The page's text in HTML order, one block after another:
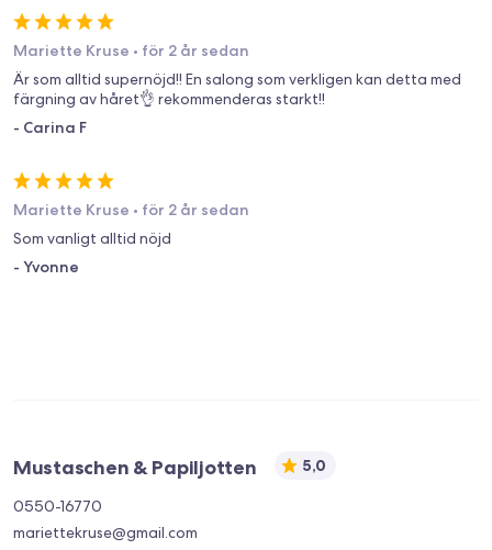
Mariette Kruse • för 2 år sedan
Är som alltid supernöjd!! En salong som verkligen kan detta med
färgning av håret👌 rekommenderas starkt!!
- Carina F
Mariette Kruse • för 2 år sedan
Som vanligt alltid nöjd
- Yvonne
Mustaschen & Papiljotten 5,0
0550-16770
mariettekruse@gmail.com